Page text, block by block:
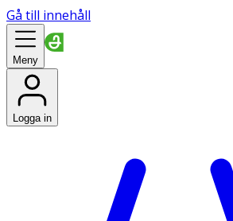
Gå till innehåll
Meny
Logga in